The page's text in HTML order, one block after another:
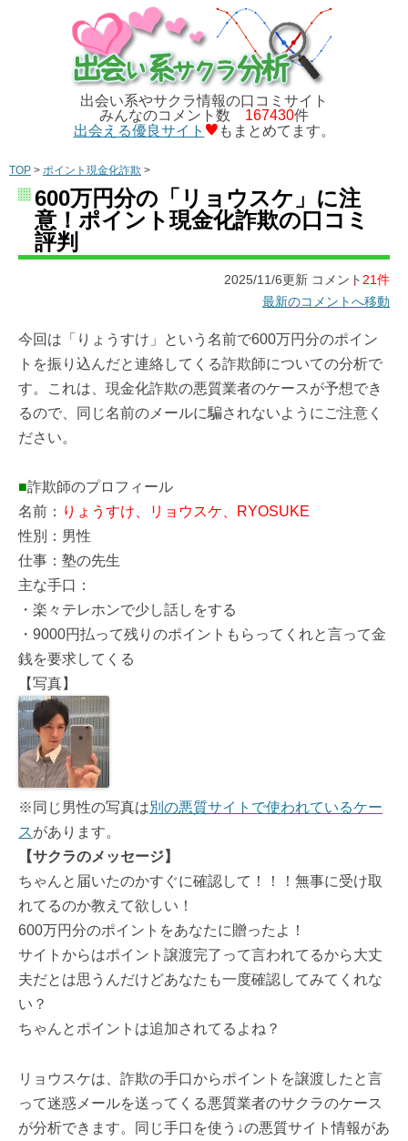
出会い系やサクラ情報の口コミサイト
みんなのコメント数 167430件
出会える優良サイト
もまとめてます。
TOP > ポイント現金化詐欺 >
600万円分の「リョウスケ」に注
意！ポイント現金化詐欺の口コミ
評判
2025/11/6更新 コメント 21件
最新のコメントへ移動
今回は「りょうすけ」という名前で600万円分のポイン
トを振り込んだと連絡してくる詐欺師についての分析で
す。これは、現金化詐欺の悪質業者のケースが予想でき
るので、同じ名前のメールに騙されないようにご注意く
ださい。
■詐欺師のプロフィール
名前： りょうすけ、リョウスケ、RYOSUKE
性別：男性
仕事：塾の先生
主な手口：
・楽々テレホンで少し話しをする
・9000円払って残りのポイントもらってくれと言って金
銭を要求してくる
【写真】
※同じ男性の写真は別の悪質サイトで使われているケー
スがあります。
【サクラのメッセージ】
ちゃんと届いたのかすぐに確認して！！！無事に受け取
れてるのか教えて欲しい！
600万円分のポイントをあなたに贈ったよ！
サイトからはポイント譲渡完了って言われてるから大丈
夫だとは思うんだけどあなたも一度確認してみてくれな
い？
ちゃんとポイントは追加されてるよね？
リョウスケは、詐欺の手口からポイントを譲渡したと言
って迷惑メールを送ってくる悪質業者のサクラのケース
が分析できます。同じ手口を使う↓の悪質サイト情報があ